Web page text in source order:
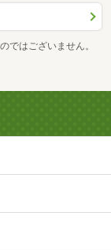
ではございません。